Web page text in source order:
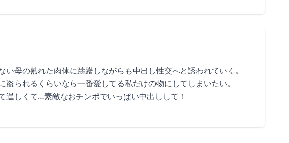
母の熟れた肉体に躊躇しながらも中出し性交へと誘われていく。
られるくらいなら一番愛してる私だけの物にしてしまいたい。
逞しくて…素敵なおチンポでいっぱい中出しして！